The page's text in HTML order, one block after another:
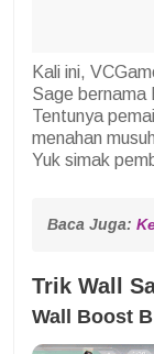
Kali ini,
Sage bernama
Tentunya
menahan
Yuk simak
Baca Juga:
Trik Wall
Wall Boost